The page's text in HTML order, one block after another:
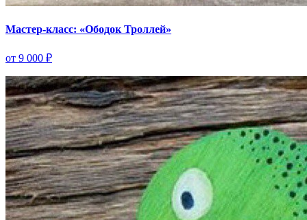
Мастер-класс: «Ободок Троллей»
от 9 000 ₽